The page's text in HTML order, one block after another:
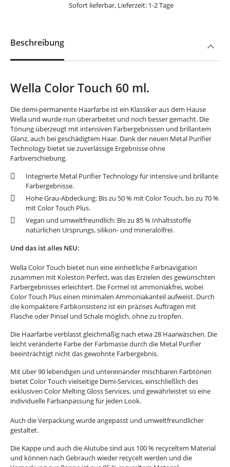
Sofort lieferbar, Lieferzeit: 1-2 Tage
Beschreibung
Wella Color Touch 60 ml.
Die demi-permanente Haarfarbe ist ein Klassiker aus dem Hause
Wella und wurde nun überarbeitet und noch besser gemacht. Die
Tönung überzeugt mit intensiven Farbergebnissen und brillantem
Glanz, auch bei geschädigtem Haar. Dank der neuen Metal Purifier
Technology bietet sie zuverlässige Ergebnisse ohne
Farbverschiebung.
Integrierte Metal Purifier Technology für intensive und brillante
Farbergebnisse.
Hohe Grau-Abdeckung: Bis zu 50 % mit Color Touch, bis zu 70 %
mit Color Touch Plus.
Vegan und umweltfreundlich: Bis zu 85 % Inhaltsstoffe
natürlichen Ursprungs, silikon- und mineralölfrei.
Und das ist alles NEU:
Wella Color Touch bietet nun eine einheitliche Farbnavigation
zusammen mit Koleston Perfect, was das Erzielen des gewünschten
Farbergebnisses erleichtert. Die Formel ist ammoniakfrei, wobei
Color Touch Plus einen minimalen Ammoniakanteil aufweist. Durch
die kompaktere Farbkonsistenz ist ein präzises Auftragen mit
Flasche oder Pinsel und Schale möglich, ohne zu tropfen.
Die Haarfarbe verblasst gleichmäßig nach etwa 28 Haarwäschen. Die
leicht veränderte Farbe der Farbmasse durch die Metal Purifier
beeinträchtigt nicht das gewohnte Farbergebnis.
Mit über 90 lebendigen und untereinander mischbaren Farbtönen
bietet Color Touch vielseitige Demi-Services, einschließlich des
exklusiven Color Melting Gloss Services, und gewährleistet so eine
individuelle Farbanpassung für jeden Look.
Auch die Verpackung wurde angepasst und umweltfreundlicher
gestaltet.
Die Kappe und auch die Alutube sind aus 100 % recyceltem Material
und können nach Gebrauch wieder recycelt werden und die